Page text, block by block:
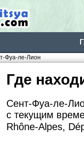
Фуа-ле-Лион
Где
Сент-Фуа-ле-
с текущим
Rhône-Alpes,